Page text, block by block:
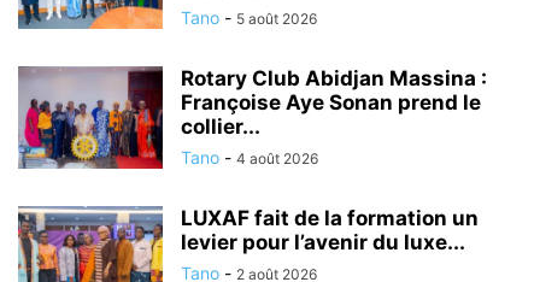
Tano - 5 août 2026
Rotary Club Abidjan Massina :
Françoise Aye Sonan prend le
collier...
Tano - 4 août 2026
LUXAF fait de la formation un
levier pour l’avenir du luxe...
Tano - 2 août 2026